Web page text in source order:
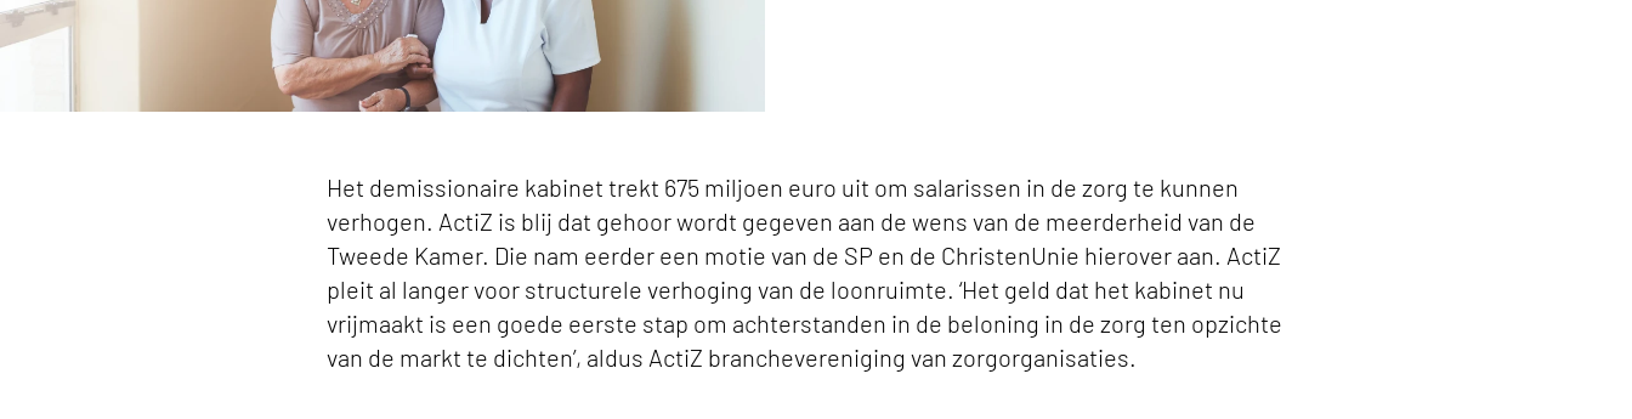
Het demissionaire kabinet trekt 675 miljoen euro uit om salarissen in de zorg te kunnen
verhogen. ActiZ is blij dat gehoor wordt gegeven aan de wens van de meerderheid van de
Tweede Kamer. Die nam eerder een motie van de SP en de ChristenUnie hierover aan. ActiZ
pleit al langer voor structurele verhoging van de loonruimte. ‘Het geld dat het kabinet nu
vrijmaakt is een goede eerste stap om achterstanden in de beloning in de zorg ten opzichte
van de markt te dichten’, aldus ActiZ branchevereniging van zorgorganisaties.